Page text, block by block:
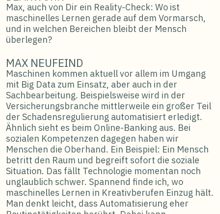
Max, auch von Dir ein Reality-Check: Wo ist
maschinelles Lernen gerade auf dem Vormarsch,
und in welchen Bereichen bleibt der Mensch
überlegen?
MAX NEUFEIND
Maschinen kommen aktuell vor allem im Umgang
mit Big Data zum Einsatz, aber auch in der
Sachbearbeitung. Beispielsweise wird in der
Versicherungsbranche mittlerweile ein großer Teil
der Schadensregulierung automatisiert erledigt.
Ähnlich sieht es beim Online-Banking aus. Bei
sozialen Kompetenzen dagegen haben wir
Menschen die Oberhand. Ein Beispiel: Ein Mensch
betritt den Raum und begreift sofort die soziale
Situation. Das fällt Technologie momentan noch
unglaublich schwer. Spannend finde ich, wo
maschinelles Lernen in Kreativberufen Einzug hält.
Man denkt leicht, dass Automatisierung eher